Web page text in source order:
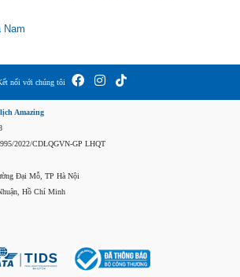
Nam
nối với chúng tôi
Amazing
2022/CDLQGVN-GP LHQT
Đại Mỗ, TP Hà Nội
Hồ Chí Minh